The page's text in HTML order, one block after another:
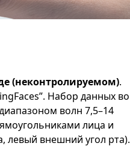
(неконтролируемом).
Набор данных во
волн 7,5–14
лица и
левый внешний угол рта).